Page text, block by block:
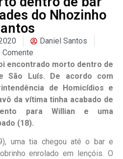
do Nhozinho
Daniel Santos
Comente
encontrado morto dentro de
São Luís. De acordo com
de Homicídios e
da vítima tinha acabado de
para Willian e uma
(18).
uma tia chegou até o bar e
enrolado em lençóis. O